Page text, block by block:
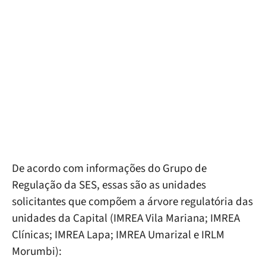
De acordo com informações do Grupo de
Regulação da SES, essas são as unidades
solicitantes que compõem a árvore regulatória das
unidades da Capital (IMREA Vila Mariana; IMREA
Clínicas; IMREA Lapa; IMREA Umarizal e IRLM
Morumbi):